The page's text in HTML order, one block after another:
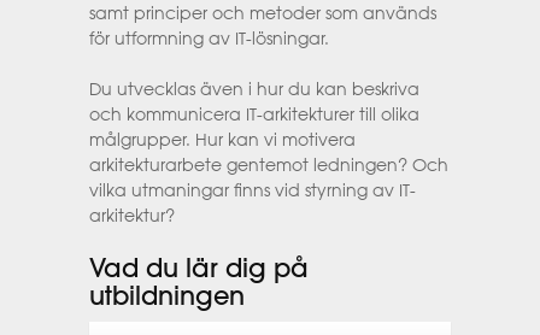
samt principer och metoder som används
för utformning av IT-lösningar.
Du utvecklas även i hur du kan beskriva
och kommunicera IT-arkitekturer till olika
målgrupper. Hur kan vi motivera
arkitekturarbete gentemot ledningen? Och
vilka utmaningar finns vid styrning av IT-
arkitektur?
Vad du lär dig på
utbildningen